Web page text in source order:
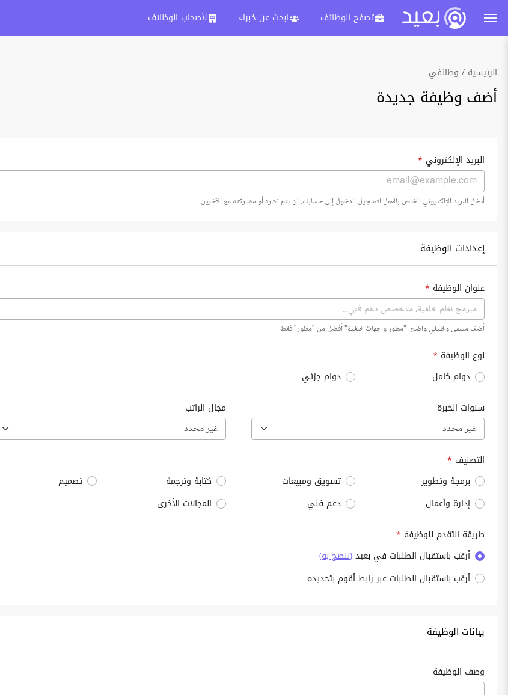
تصفح الوظائف ابحث عن خبراء لأصحاب الوظائف
الرئيسية وظائفي
أضف وظيفة جديدة
البريد الإلكتروني *
أدخل البريد الإلكتروني الخاص بالعمل لتسجيل الدخول إلى حسابك. لن يتم نشره أو مشاركته مع الآخرين
إعدادات الوظيفة
عنوان الوظيفة *
أضف مسمى وظيفي واضح. "مطور واجهات خلفية" أفضل من "مطور" فقط
نوع الوظيفة *
دوام كامل
دوام جزئي
سنوات الخبرة
غير محدد
مجال الراتب
غير محدد
التصنيف *
برمجة وتطوير
تسويق ومبيعات كتابة وترجمة
تصميم
إدارة وأعمال
دعم فني
المجالات الأخرى
طريقة التقدم للوظيفة *
أرغب باستقبال الطلبات في بعيد(ننصح به)
أرغب باستقبال الطلبات عبر رابط أقوم بتحديده
بيانات الوظيفة
وصف الوظيفة